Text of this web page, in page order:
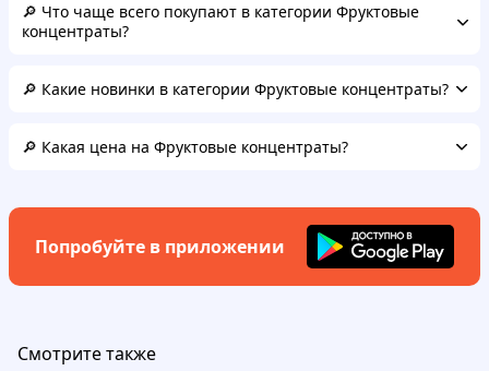
🔎 Что чаще всего покупают в категории Фруктовые
концентраты?
🔎 Какие новинки в категории Фруктовые концентраты?
🔎 Какая цена на Фруктовые концентраты?
Попробуйте в приложении
Смотрите также